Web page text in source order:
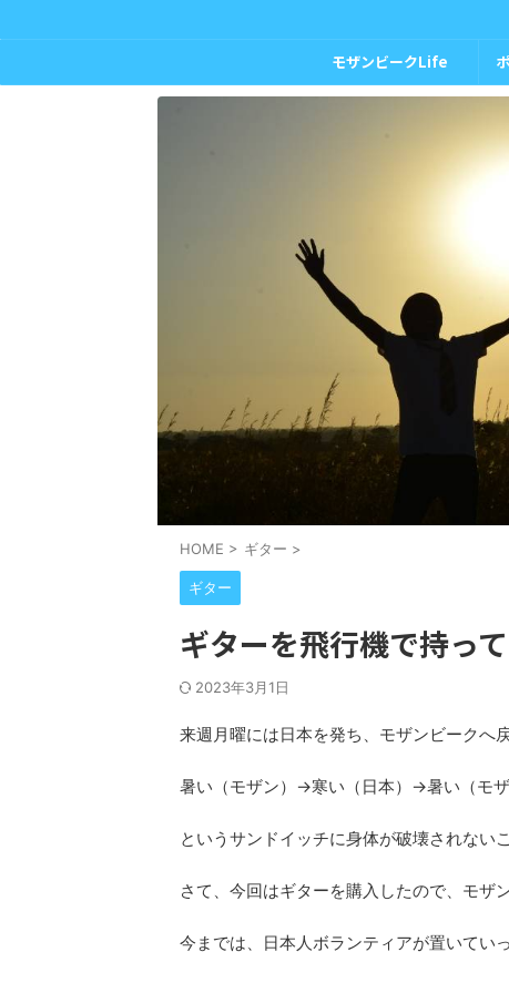
モザンビークLife
HOME > ギター >
ギター
ギターを飛行機で持っ
2023年3月1日
来週月曜には日本を発ち、モザンビークへ戻
暑い（モザン）→寒い（日本）→暑い（モザ
というサンドイッチに身体が破壊されない
さて、今回はギターを購入したので、モザ
今までは、日本人ボランティアが置いてい